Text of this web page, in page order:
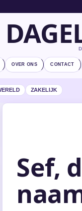
OVER ONS CONTACT
ZAKELIJK
Sef,